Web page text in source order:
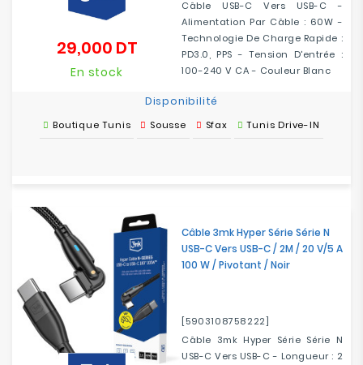
Câble USB-C Vers USB-C -
Alimentation Par Câble : 60W -
Technologie De Charge Rapide :
PD3.0, PPS - Tension D'entrée :
100-240 V CA - Couleur Blanc
29,000 DTPrix
En stock
Disponibilité
Boutique Tunis Sousse Sfax Tunis Drive-IN
Câble 3mk Hyper Série Série N
USB-C Vers USB-C / 2M / 20 V/5 A
100 W / Pivotant / Noir
[5903108758222]
Câble 3mk Hyper Série Série N
USB-C Vers USB-C - Longueur : 2